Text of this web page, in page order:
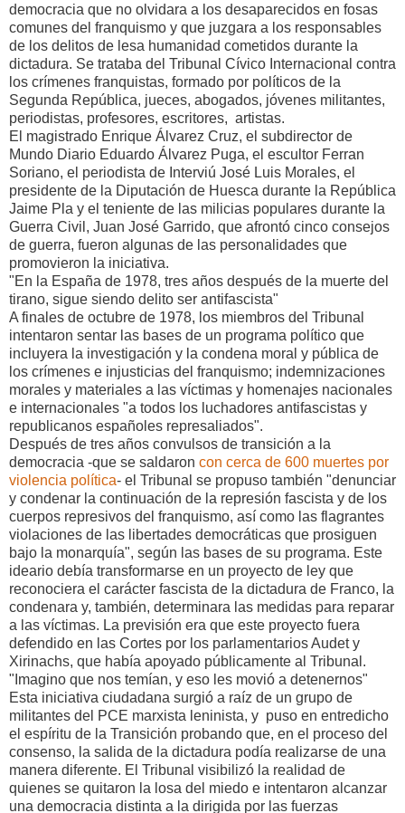
democracia que no olvidara a los desaparecidos en fosas
comunes del franquismo y que juzgara a los responsables
de los delitos de lesa humanidad cometidos durante la
dictadura. Se trataba del Tribunal Cívico Internacional contra
los crímenes franquistas, formado por políticos de la
Segunda República, jueces, abogados, jóvenes militantes,
periodistas, profesores, escritores, artistas.
El magistrado Enrique Álvarez Cruz, el subdirector de
Mundo Diario Eduardo Álvarez Puga, el escultor Ferran
Soriano, el periodista de Interviú José Luis Morales, el
presidente de la Diputación de Huesca durante la República
Jaime Pla y el teniente de las milicias populares durante la
Guerra Civil, Juan José Garrido, que afrontó cinco consejos
de guerra, fueron algunas de las personalidades que
promovieron la iniciativa.
"En la España de 1978, tres años después de la muerte del
tirano, sigue siendo delito ser antifascista"
A finales de octubre de 1978, los miembros del Tribunal
intentaron sentar las bases de un programa político que
incluyera la investigación y la condena moral y pública de
los crímenes e injusticias del franquismo; indemnizaciones
morales y materiales a las víctimas y homenajes nacionales
e internacionales "a todos los luchadores antifascistas y
republicanos españoles represaliados".
Después de tres años convulsos de transición a la
democracia -que se saldaron con cerca de 600 muertes por
violencia política- el Tribunal se propuso también "denunciar
y condenar la continuación de la represión fascista y de los
cuerpos represivos del franquismo, así como las flagrantes
violaciones de las libertades democráticas que prosiguen
bajo la monarquía", según las bases de su programa. Este
ideario debía transformarse en un proyecto de ley que
reconociera el carácter fascista de la dictadura de Franco, la
condenara y, también, determinara las medidas para reparar
a las víctimas. La previsión era que este proyecto fuera
defendido en las Cortes por los parlamentarios Audet y
Xirinachs, que había apoyado públicamente al Tribunal.
"Imagino que nos temían, y eso les movió a detenernos"
Esta iniciativa ciudadana surgió a raíz de un grupo de
militantes del PCE marxista leninista, y puso en entredicho
el espíritu de la Transición probando que, en el proceso del
consenso, la salida de la dictadura podía realizarse de una
manera diferente. El Tribunal visibilizó la realidad de
quienes se quitaron la losa del miedo e intentaron alcanzar
una democracia distinta a la dirigida por las fuerzas